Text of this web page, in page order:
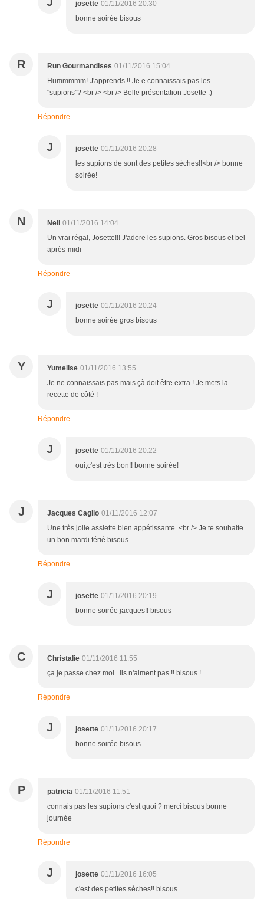
josette 01/11/2016 20:30
bonne soirée bisous
R Run Gourmandises 01/11/2016 15:04
Hummmmm! J'apprends !! Je e connaissais pas les
"supions"? <br /> <br /> Belle présentation Josette :)
Répondre
J josette 01/11/2016 20:28
les supions de sont des petites sèches!!<br /> bonne
soirée!
N Nell
01/11/2016 14:04
Un vrai régal, Josette!!! J'adore les supions. Gros bisous et bel
après-midi
Répondre
J josette 01/11/2016 20:24
bonne soirée gros bisous
Y Yumelise 01/11/2016 13:55
Je ne connaissais pas mais çà doit être extra ! Je mets la
recette de côté !
Répondre
J josette 01/11/2016 20:22
oui,c'est très bon!! bonne soirée!
J Jacques Caglio 01/11/2016 12:07
Une très jolie assiette bien appétissante .<br /> Je te souhaite
un bon mardi férié bisous .
Répondre
J josette 01/11/2016 20:19
bonne soirée jacques!! bisous
C Christalie 01/11/2016 11:55
ça je passe chez moi ..ils n'aiment pas !! bisous !
Répondre
J josette 01/11/2016 20:17
bonne soirée bisous
P patricia 01/11/2016 11:51
connais pas les supions c'est quoi ? merci bisous bonne
journée
Répondre
J josette 01/11/2016 16:05
c'est des petites sèches!! bisous